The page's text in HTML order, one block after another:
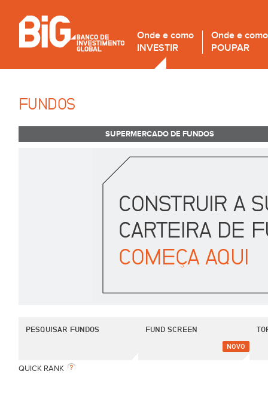
Onde e como
INVESTIR
Onde e como
POUPAR
FUNDOS
SUPERMERCADO DE FUNDOS
PESQUISAR FUNDOS FUND SCREEN
NOVO
QUICK RANK